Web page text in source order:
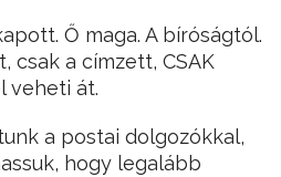
Ő maga. A bíróságtól.
csak a címzett, CSAK
veheti át.
a postai dolgozókkal,
hogy legalább